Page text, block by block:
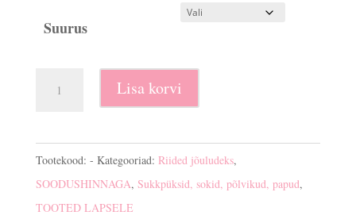
Suurus
sukkpüksid
Lisa korvi
Tootekood: - Kategooriad: Riided jõuludeks,
SOODUSHINNAGA, Sukkpüksid, sokid, põlvikud, papud,
TOOTED LAPSELE